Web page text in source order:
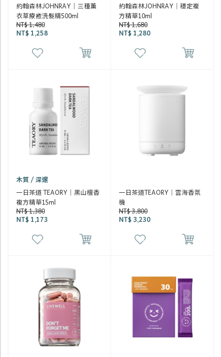
約翰森林JOHNRAY｜三種薰
衣草療癒洗髮精500ml
NT$ 1,480
NT$ 1,258
約翰森林JOHNRAY｜穩定複
方精華10ml
NT$ 1,680
NT$ 1,280
木質 / 深邃
一日茶道 TEAORY｜黑山檀香
複方精華15ml
NT$ 1,380
NT$ 1,173
一日茶道TEAORY｜雲海香氛
機
NT$ 3,800
NT$ 3,230